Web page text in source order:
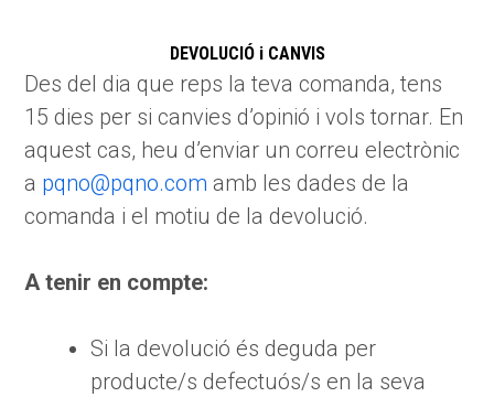
DEVOLUCIÓ i CANVIS
Des del dia que reps la teva comanda, tens
15 dies per si canvies d’opinió i vols tornar. En
aquest cas, heu d’enviar un correu electrònic
a pqno@pqno.com amb les dades de la
comanda i el motiu de la devolució.
A tenir en compte:
Si la devolució és deguda per
producte/s defectuós/s en la seva